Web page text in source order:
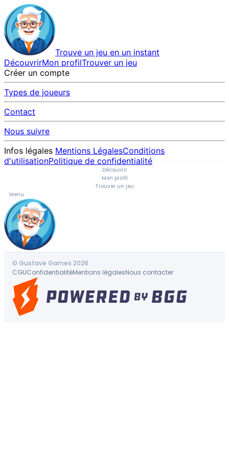
Trouve un jeu en un instant
DécouvrirMon profilTrouver un jeu
Créer un compte
Types de joueurs
Contact
Nous suivre
Infos légales Mentions LégalesConditions
d'utilisationPolitique de confidentialité
Découvrir
Mon profil
Trouver un jeu
Menu
© Gustave Games 2026
CGUConfidentialitéMentions légalesNous contacter